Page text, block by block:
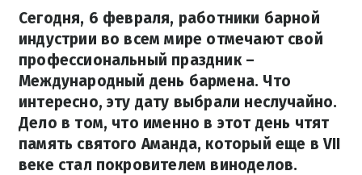
Сегодня, 6 февраля, работники барной
индустрии во всем мире отмечают свой
профессиональный праздник –
Международный день бармена. Что
интересно, эту дату выбрали неслучайно.
Дело в том, что именно в этот день чтят
память святого Аманда, который еще в VII
веке стал покровителем виноделов.